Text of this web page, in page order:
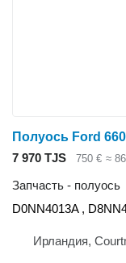
7 970 TJS 750 € ≈
Запчасть - полуось
D0NN4013A ,
Ирландия,